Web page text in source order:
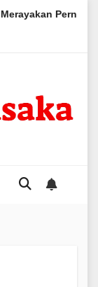
Pernikahan